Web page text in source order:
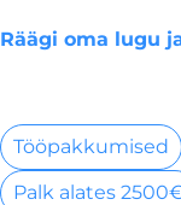
Räägi oma lugu
Tööpakkumised
Palk alates